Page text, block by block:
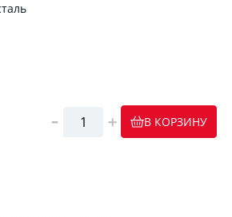
В КОРЗИНУ